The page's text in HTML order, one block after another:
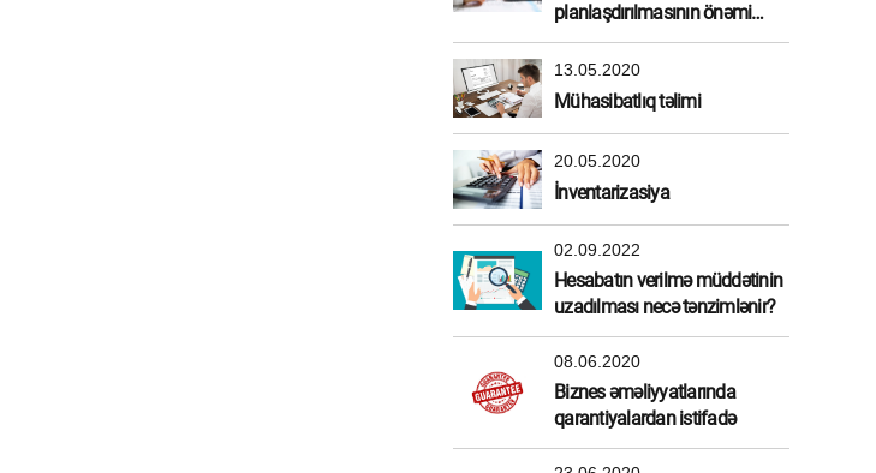
planlaşdırılmasının önəmi
nədir?
13.05.2020
Mühasibatlıq təlimi
20.05.2020
İnventarizasiya
02.09.2022
Hesabatın verilmə müddətinin
uzadılması necə tənzimlənir?
08.06.2020
Biznes əməliyyatlarında
qarantiyalardan istifadə